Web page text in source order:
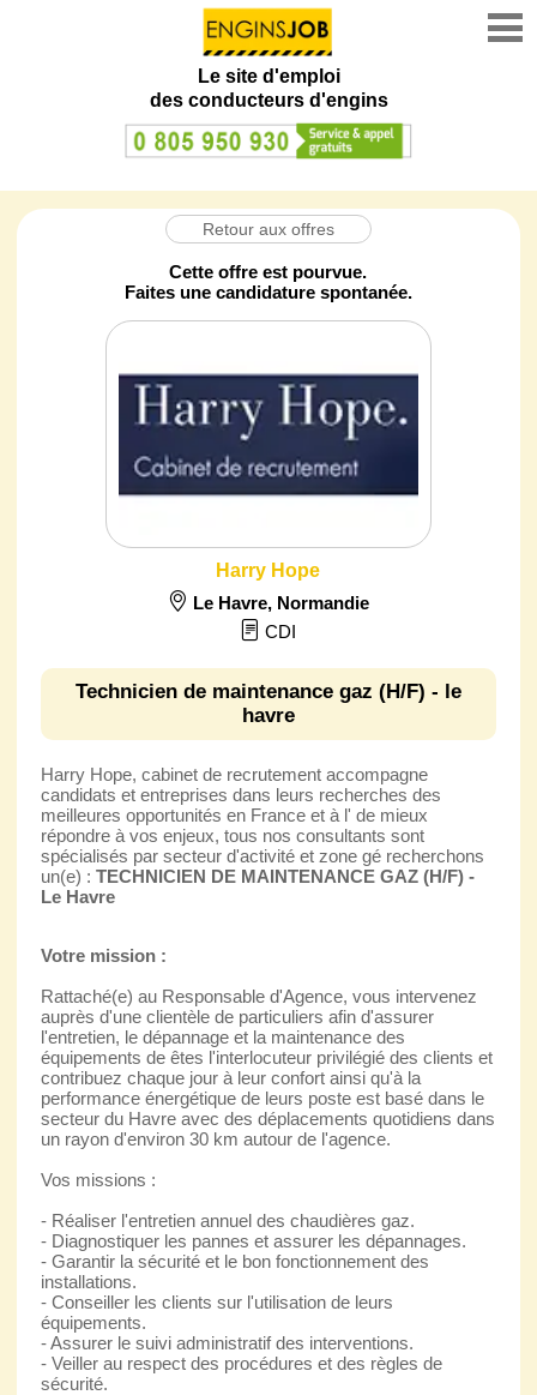
Le site d'emploi
des conducteurs d'engins
Retour aux offres
Cette offre est pourvue.
Faites une candidature spontanée.
Harry Hope
Le Havre, Normandie
CDI
Technicien de maintenance gaz (H/F) - le
havre
Harry Hope, cabinet de recrutement accompagne
candidats et entreprises dans leurs recherches des
meilleures opportunités en France et à l' de mieux
répondre à vos enjeux, tous nos consultants sont
spécialisés par secteur d'activité et zone gé recherchons
un(e) : TECHNICIEN DE MAINTENANCE GAZ (H/F) -
Le Havre
Votre mission :
Rattaché(e) au Responsable d'Agence, vous intervenez
auprès d'une clientèle de particuliers afin d'assurer
l'entretien, le dépannage et la maintenance des
équipements de êtes l'interlocuteur privilégié des clients et
contribuez chaque jour à leur confort ainsi qu'à la
performance énergétique de leurs poste est basé dans le
secteur du Havre avec des déplacements quotidiens dans
un rayon d'environ 30 km autour de l'agence.
Vos missions :
- Réaliser l'entretien annuel des chaudières gaz.
- Diagnostiquer les pannes et assurer les dépannages.
- Garantir la sécurité et le bon fonctionnement des
installations.
- Conseiller les clients sur l'utilisation de leurs
équipements.
- Assurer le suivi administratif des interventions.
- Veiller au respect des procédures et des règles de
sécurité.